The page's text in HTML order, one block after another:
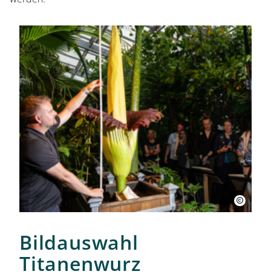
Museum Schloss Herrenhausen
Service und Aktuelles
Veranstaltungen
Bildauswahl
Titanenwurz